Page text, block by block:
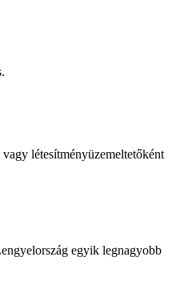
létesítményüzemeltetőként
egyik legnagyobb